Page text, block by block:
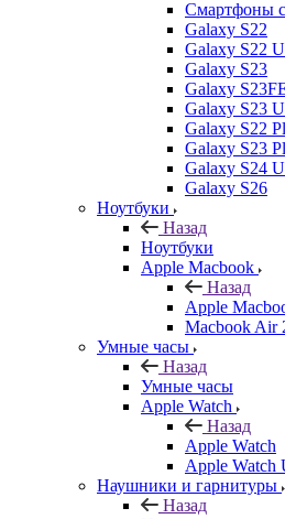
Смартфоны
Galaxy S22
Galaxy S22
Galaxy S23
Galaxy
Galaxy S23
Galaxy S22
Galaxy S23
Galaxy S24
Galaxy S26
Ноутбуки
Назад
Ноутбуки
Apple Macbook
Назад
Apple
Macbook Air
Умные часы
Назад
Умные часы
Apple Watch
Назад
Apple Watch
Apple Watch
Наушники и гарнитуры
Назад